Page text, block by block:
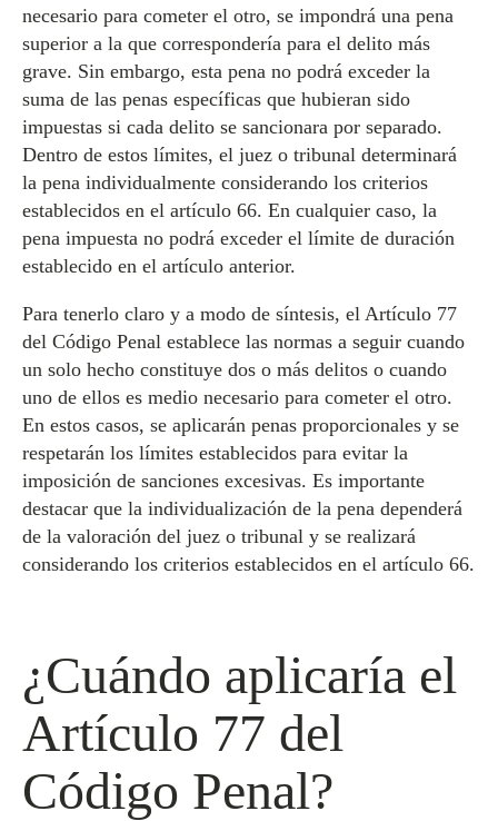
necesario para cometer el otro, se impondrá una pena
superior a la que correspondería para el delito más
grave. Sin embargo, esta pena no podrá exceder la
suma de las penas específicas que hubieran sido
impuestas si cada delito se sancionara por separado.
Dentro de estos límites, el juez o tribunal determinará
la pena individualmente considerando los criterios
establecidos en el artículo 66. En cualquier caso, la
pena impuesta no podrá exceder el límite de duración
establecido en el artículo anterior.
Para tenerlo claro y a modo de síntesis, el Artículo 77
del Código Penal establece las normas a seguir cuando
un solo hecho constituye dos o más delitos o cuando
uno de ellos es medio necesario para cometer el otro.
En estos casos, se aplicarán penas proporcionales y se
respetarán los límites establecidos para evitar la
imposición de sanciones excesivas. Es importante
destacar que la individualización de la pena dependerá
de la valoración del juez o tribunal y se realizará
considerando los criterios establecidos en el artículo 66.
¿Cuándo aplicaría el
Artículo 77 del
Código Penal?